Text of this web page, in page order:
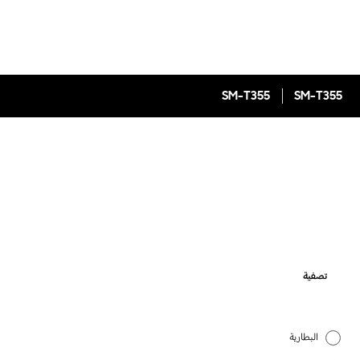
SM-T355
SM-T355
تصفية
البطارية